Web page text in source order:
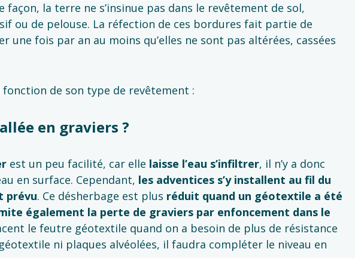
façon, la terre ne s’insinue pas dans le revêtement de sol,
ou de pelouse. La réfection de ces bordures fait partie de
une fois par an au moins qu’elles ne sont pas altérées, cassées
fonction de son type de revêtement :
en graviers ?
est un peu facilité, car elle laisse l’eau s’infiltrer, il n’y a donc
en surface. Cependant, les adventices s’y installent au fil du
prévu. Ce désherbage est plus réduit quand un géotextile a été
également la perte de graviers par enfoncement dans le
le feutre géotextile quand on a besoin de plus de résistance
ni plaques alvéolées, il faudra compléter le niveau en